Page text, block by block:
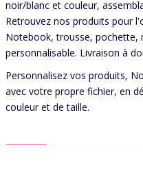
noir/blanc et couleur,
Retrouvez nos produits pour
Notebook, trousse, pochette,
personnalisable. Livraison à
Personnalisez vos produits,
avec votre propre fichier, en
couleur et de taille.